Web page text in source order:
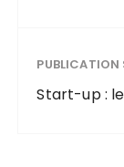
PUBLICATION
Start-up :